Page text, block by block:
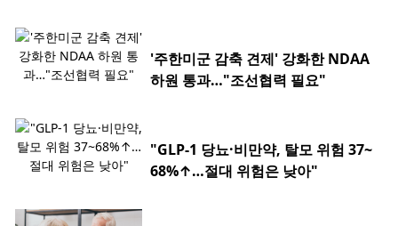
'주한미군 감축 견제' 강화한 NDAA
하원 통과…"조선협력 필요"
"GLP-1 당뇨·비만약, 탈모 위험 37~
68%↑…절대 위험은 낮아"